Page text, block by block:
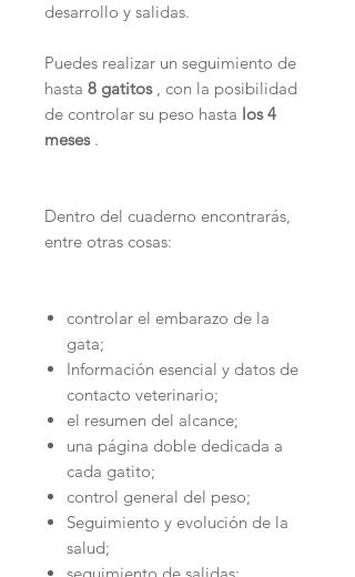
desarrollo y salidas.
Puedes realizar un seguimiento de
hasta 8 gatitos, con la posibilidad
de controlar su peso hasta los 4
meses.
Dentro del cuaderno encontrarás,
entre otras cosas:
controlar el embarazo de la
gata;
Información esencial y datos de
contacto veterinario;
el resumen del alcance;
una página doble dedicada a
cada gatito;
control general del peso;
Seguimiento y evolución de la
salud;